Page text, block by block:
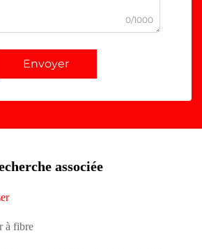
0/1000
Envoyer
associée
à fibre